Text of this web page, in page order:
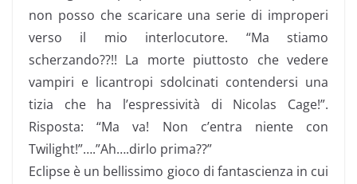
non posso che scaricare una serie di improperi
verso il mio interlocutore. “Ma stiamo
scherzando??!! La morte piuttosto che vedere
vampiri e licantropi sdolcinati contendersi una
tizia che ha l’espressività di Nicolas Cage!”.
Risposta: “Ma va! Non c’entra niente con
Twilight!”….”Ah….dirlo prima??”
Eclipse è un bellissimo gioco di fantascienza in cui